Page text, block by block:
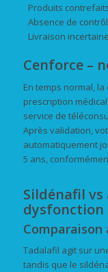
Produits
Absence de
Livraison
Cenforce –
En temps normal,
prescription
service de
Après validation,
automatiquement
5 ans,
Sildénafil
dysfonction
Tadalafil agit sur
tandis que le